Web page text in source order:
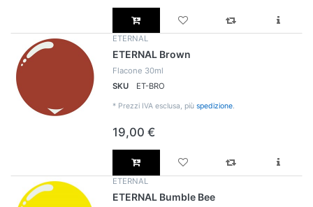
ETERNAL
ETERNAL Brown
Flacone 30ml
SKU
ET-BRO
* Prezzi IVA esclusa, più spedizione.
19,00 €
ETERNAL
ETERNAL Bumble Bee